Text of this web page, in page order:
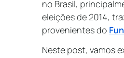
no Brasil,
eleições de 2014,
provenientes do
Neste post, vamos